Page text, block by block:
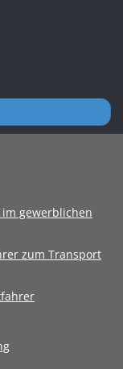
gewerblichen
zum Transport